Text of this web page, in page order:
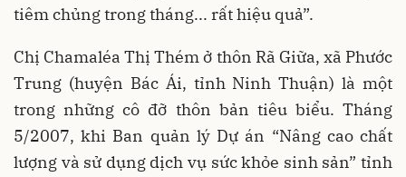
tiêm chủng trong tháng... rất hiệu quả”.
Chị Chamaléa Thị Thém ở thôn Rã Giữa, xã Phước
Trung (huyện Bác Ái, tỉnh Ninh Thuận) là một
trong những cô đỡ thôn bản tiêu biểu. Tháng
5/2007, khi Ban quản lý Dự án “Nâng cao chất
lượng và sử dụng dịch vụ sức khỏe sinh sản” tỉnh